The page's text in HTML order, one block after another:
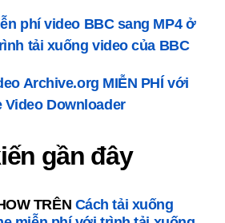
phí video BBC sang MP4 ở
tải xuống video của BBC
Archive.org MIỄN PHÍ với
Video Downloader
​​gần đây
TRÊN Cách tải xuống